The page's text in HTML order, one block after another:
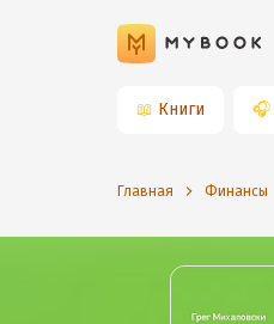
📖 Книги 🎧
Главная Финансы